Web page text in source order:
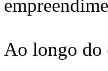
Ao longo do